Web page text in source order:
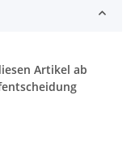
Artikel ab